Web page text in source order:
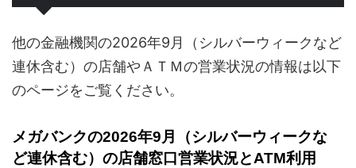
他の金融機関の2026年9月（シルバーウィークなど
連休含む）の店舗やＡＴＭの営業状況の情報は以下
のページをご覧ください。
メガバンクの2026年9月（シルバーウィークな
ど連休含む）の店舗窓口営業状況とATM利用